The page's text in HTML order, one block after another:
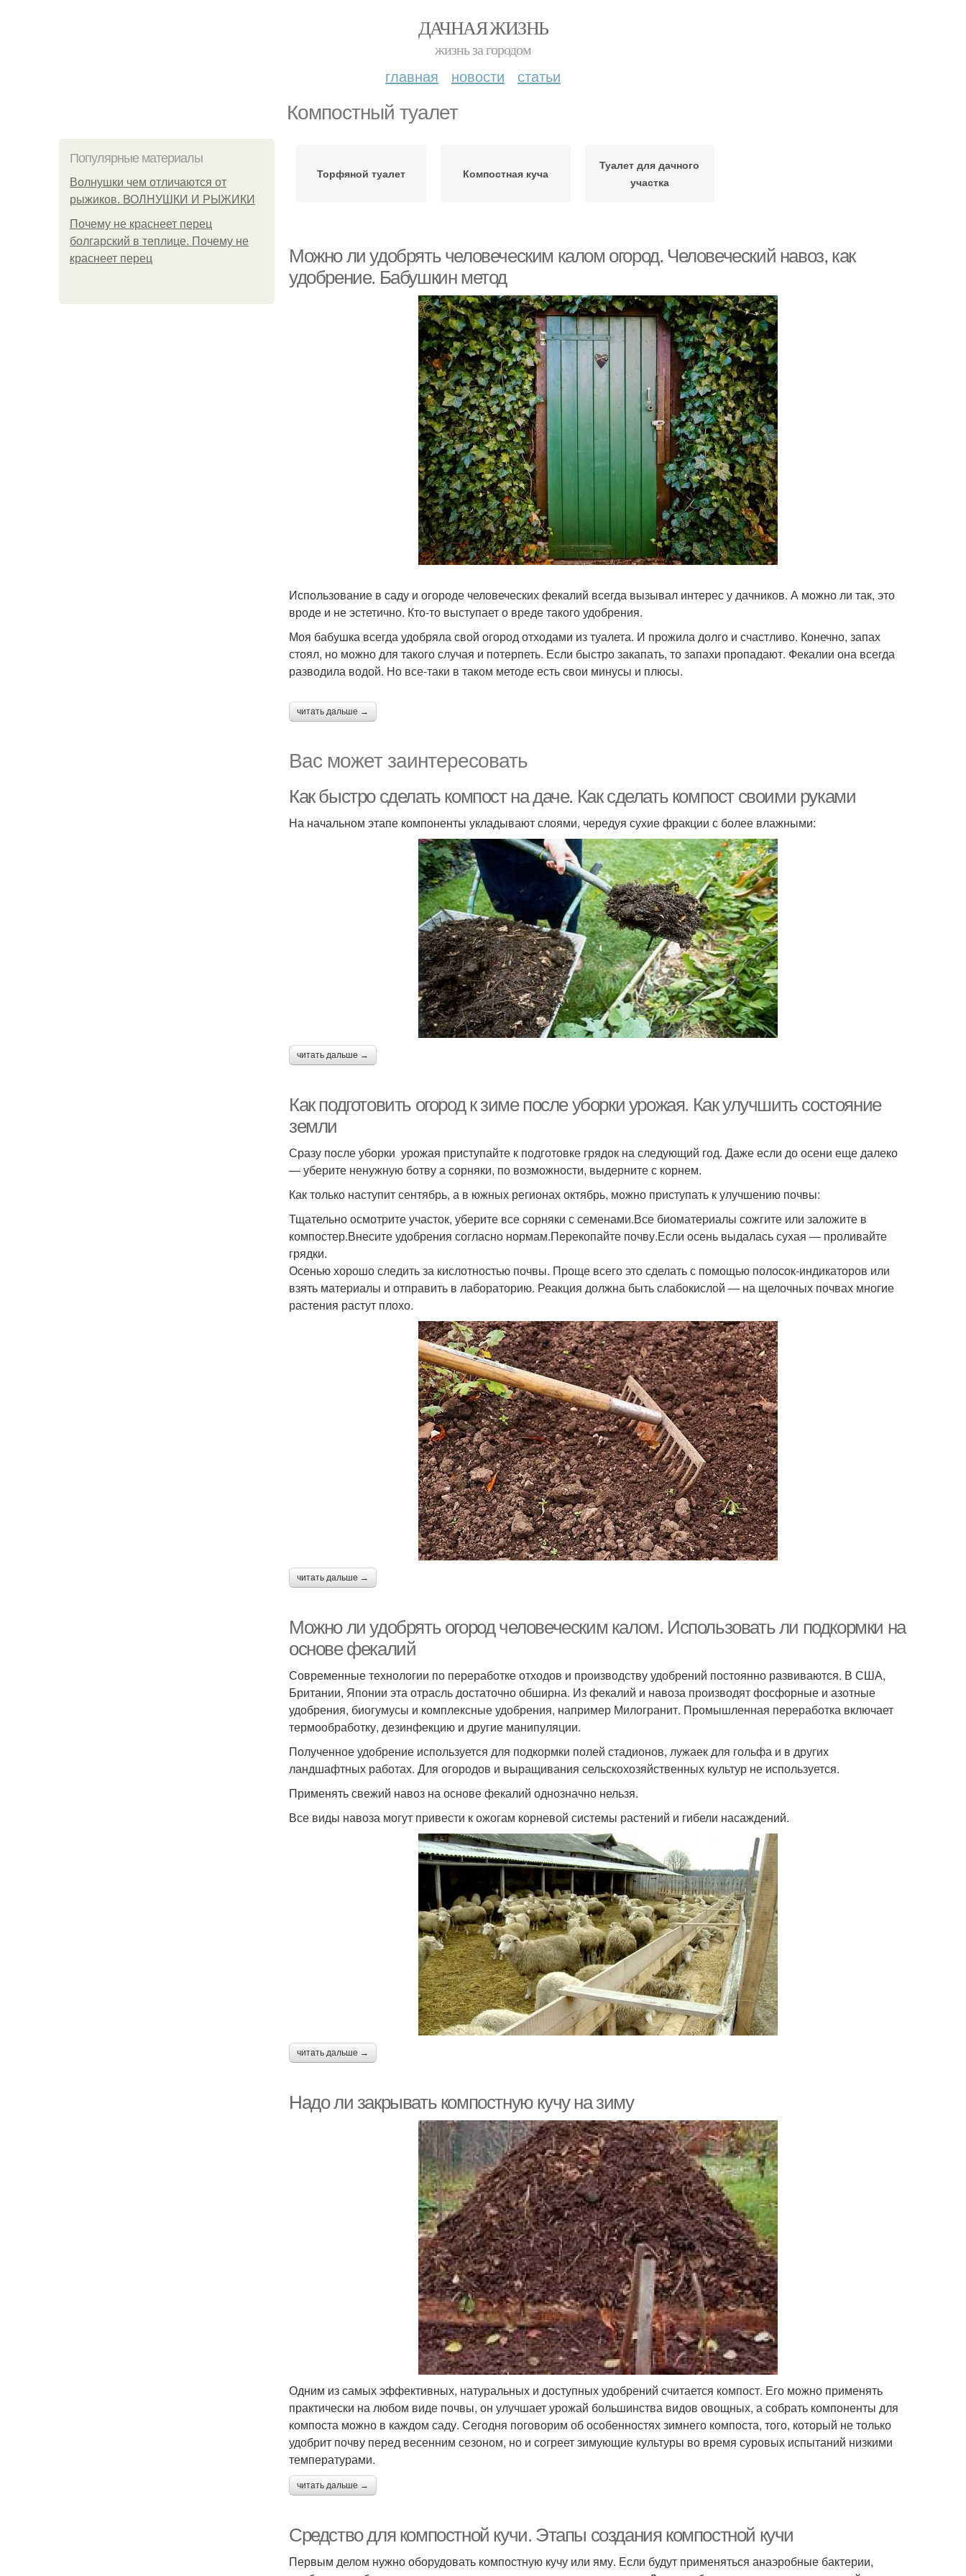
ДАЧНАЯ ЖИЗНЬ
жизнь за городом
главная новости статьи
Компостный туалет
Популярные материалы
Волнушки чем отличаются от
рыжиков. ВОЛНУШКИ И РЫЖИКИ
Почему не краснеет перец
болгарский в теплице. Почему не
краснеет перец
Торфяной туалет Компостная куча
Туалет для дачного
участка
Можно ли удобрять человеческим калом огород. Человеческий навоз, как
удобрение. Бабушкин метод
Использование в саду и огороде человеческих фекалий всегда вызывал интерес у дачников. А можно ли так, это
вроде и не эстетично. Кто-то выступает о вреде такого удобрения.
Моя бабушка всегда удобряла свой огород отходами из туалета. И прожила долго и счастливо. Конечно, запах
стоял, но можно для такого случая и потерпеть. Если быстро закапать, то запахи пропадают. Фекалии она всегда
разводила водой. Но все-таки в таком методе есть свои минусы и плюсы.
читать дальше →
Вас может заинтересовать
Как быстро сделать компост на даче. Как сделать компост своими руками
На начальном этапе компоненты укладывают слоями, чередуя сухие фракции с более влажными:
читать дальше →
Как подготовить огород к зиме после уборки урожая. Как улучшить состояние
земли
Сразу после уборки урожая приступайте к подготовке грядок на следующий год. Даже если до осени еще далеко
— уберите ненужную ботву а сорняки, по возможности, выдерните с корнем.
Как только наступит сентябрь, а в южных регионах октябрь, можно приступать к улучшению почвы:
Тщательно осмотрите участок, уберите все сорняки с семенами.Все биоматериалы сожгите или заложите в
компостер.Внесите удобрения согласно нормам.Перекопайте почву.Если осень выдалась сухая — проливайте
грядки.
Осенью хорошо следить за кислотностью почвы. Проще всего это сделать с помощью полосок-индикаторов или
взять материалы и отправить в лабораторию. Реакция должна быть слабокислой — на щелочных почвах многие
растения растут плохо.
читать дальше →
Можно ли удобрять огород человеческим калом. Использовать ли подкормки на
основе фекалий
Современные технологии по переработке отходов и производству удобрений постоянно развиваются. В США,
Британии, Японии эта отрасль достаточно обширна. Из фекалий и навоза производят фосфорные и азотные
удобрения, биогумусы и комплексные удобрения, например Милогранит. Промышленная переработка включает
термообработку, дезинфекцию и другие манипуляции.
Полученное удобрение используется для подкормки полей стадионов, лужаек для гольфа и в других
ландшафтных работах. Для огородов и выращивания сельскохозяйственных культур не используется.
Применять свежий навоз на основе фекалий однозначно нельзя.
Все виды навоза могут привести к ожогам корневой системы растений и гибели насаждений.
читать дальше →
Надо ли закрывать компостную кучу на зиму
Одним из самых эффективных, натуральных и доступных удобрений считается компост. Его можно применять
практически на любом виде почвы, он улучшает урожай большинства видов овощных, а собрать компоненты для
компоста можно в каждом саду. Сегодня поговорим об особенностях зимнего компоста, того, который не только
удобрит почву перед весенним сезоном, но и согреет зимующие культуры во время суровых испытаний низкими
температурами.
читать дальше →
Средство для компостной кучи. Этапы создания компостной кучи
Первым делом нужно оборудовать компостную кучу или яму. Если будут применяться анаэробные бактерии,